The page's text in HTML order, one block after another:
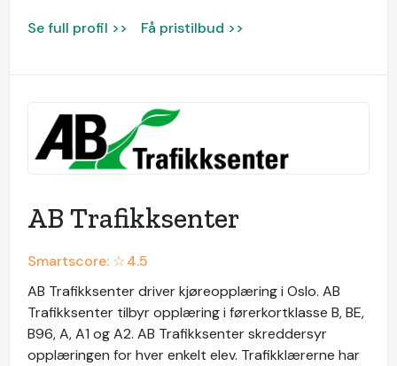
Se full profil >> Få pristilbud >>
AB Trafikksenter
Smartscore: ☆4.5
AB Trafikksenter driver kjøreopplæring i Oslo. AB
Trafikksenter tilbyr opplæring i førerkortklasse B, BE,
B96, A, A1 og A2. AB Trafikksenter skreddersyr
opplæringen for hver enkelt elev. Trafikklærerne har